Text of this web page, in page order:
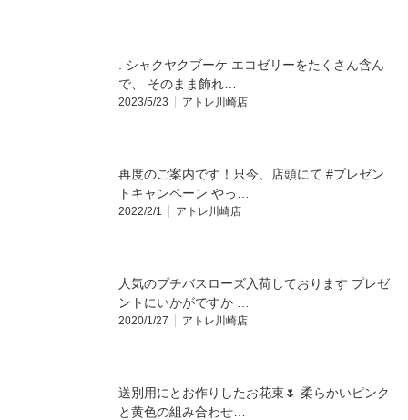
. シャクヤクブーケ エコゼリーをたくさん含ん
で、 そのまま飾れ…
2023/5/23 アトレ川崎店
再度のご案内です！只今、店頭にて #プレゼン
トキャンペーン やっ…
2022/2/1 アトレ川崎店
人気のプチバスローズ入荷しております プレゼ
ントにいかがですか …
2020/1/27 アトレ川崎店
送別用にとお作りしたお花束🌷 柔らかいピンク
と黄色の組み合わせ…